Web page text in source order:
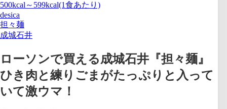
500kcal～599kcal(1食あたり)
desica
担々麺
成城石井
ローソンで買える成城石井『担々麺』
ひき肉と練りごまがたっぷりと入って
いて激ウマ！